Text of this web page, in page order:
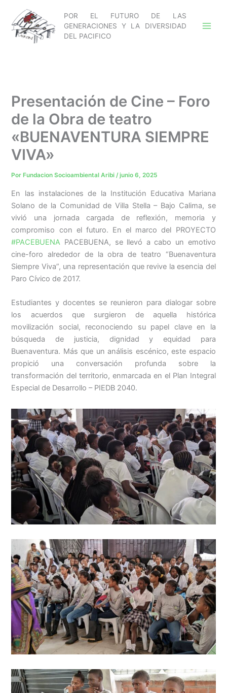
contenido
POR EL FUTURO DE LAS
GENERACIONES Y LA DIVERSIDAD
DEL PACIFICO
Presentación de Cine – Foro
de la Obra de teatro
«BUENAVENTURA SIEMPRE
VIVA»
Por Fundacion Socioambiental Aribi/ junio 6, 2025
En las instalaciones de la Institución Educativa Mariana
Solano de la Comunidad de Villa Stella – Bajo Calima, se
vivió una jornada cargada de reflexión, memoria y
compromiso con el futuro. En el marco del PROYECTO
#PACEBUENA PACEBUENA, se llevó a cabo un emotivo
cine-foro alrededor de la obra de teatro “Buenaventura
Siempre Viva”, una representación que revive la esencia del
Paro Cívico de 2017.
Estudiantes y docentes se reunieron para dialogar sobre
los acuerdos que surgieron de aquella histórica
movilización social, reconociendo su papel clave en la
búsqueda de justicia, dignidad y equidad para
Buenaventura. Más que un análisis escénico, este espacio
propició una conversación profunda sobre la
transformación del territorio, enmarcada en el Plan Integral
Especial de Desarrollo – PIEDB 2040.